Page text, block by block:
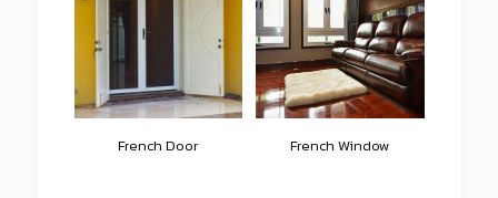
French Door French Window